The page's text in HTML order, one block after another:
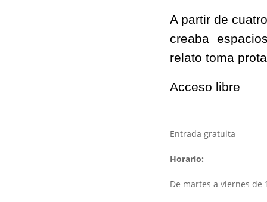
A partir de
creaba
relato toma
Acceso libre
Entrada gratuita
Horario:
De martes a viernes de